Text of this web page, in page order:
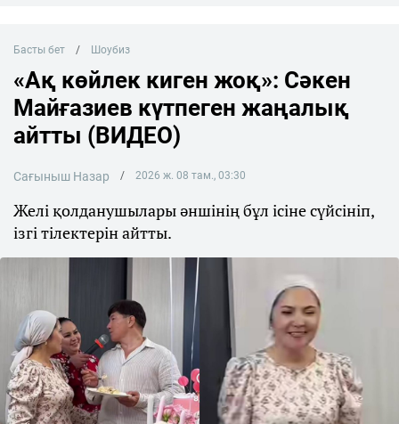
Басты бет Шоубиз
«Ақ көйлек киген жоқ»: Сәкен
Майғазиев күтпеген жаңалық
айтты (ВИДЕО)
Сағыныш Назар 2026 ж. 08 там., 03:30
Желі қолданушылары әншінің бұл ісіне сүйсініп,
ізгі тілектерін айтты.